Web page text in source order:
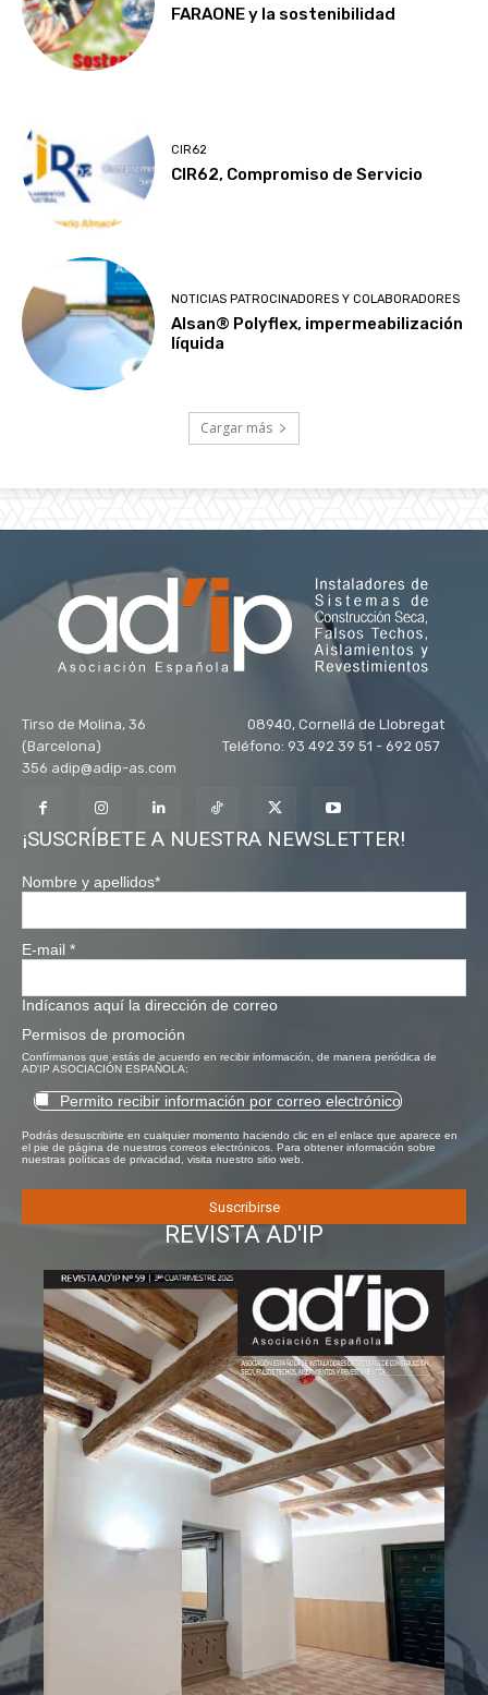
FARAONE y la sostenibilidad
CIR62
CIR62, Compromiso de Servicio
NOTICIAS PATROCINADORES Y COLABORADORES
Alsan® Polyflex, impermeabilización
líquida
Cargar más
Tirso de Molina, 36 08940, Cornellá de Llobregat
(Barcelona) Teléfono: 93 492 39 51 - 692 057
356 adip@adip-as.com
¡SUSCRÍBETE A NUESTRA NEWSLETTER!
Nombre y apellidos*
E-mail *
Indícanos aquí la dirección de correo
Permisos de promoción
Confírmanos que estás de acuerdo en recibir información, de manera periódica de
AD'IP ASOCIACIÓN ESPAÑOLA:
Permito recibir información por correo electrónico
Podrás desuscribirte en cualquier momento haciendo clic en el enlace que aparece en
el pie de página de nuestros correos electrónicos. Para obtener información sobre
nuestras políticas de privacidad, visita nuestro sitio web.
REVISTA AD'IP